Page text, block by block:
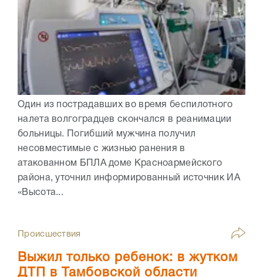
Один из пострадавших во время беспилотного
налета волгоградцев скончался в реанимации
больницы. Погибший мужчина получил
несовместимые с жизнью ранения в
атакованном БПЛА доме Красноармейского
района, уточнил информированный источник ИА
«Высота...
Происшествия
Выжил только ребенок: в жутком
ДТП в Тамбовской области